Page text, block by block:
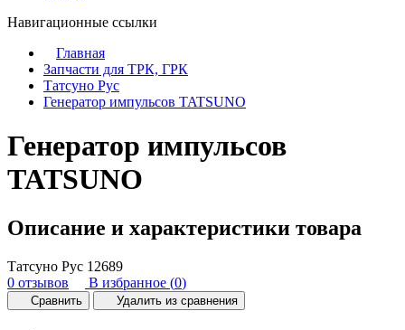
Навигационные ссылки
Главная
Запчасти для ТРК, ГРК
Татсуно Рус
Генератор импульсов TATSUNO
Генератор импульсов
TATSUNO
Описание и характеристики товара
Татсуно Рус 12689
0 отзывов
В избранное (0)
Сравнить Удалить из сравнения